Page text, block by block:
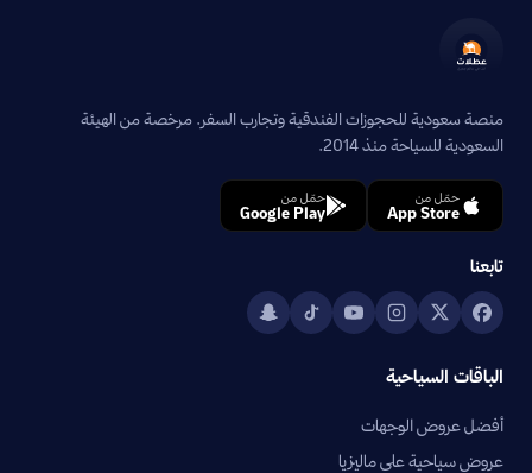
منصة سعودية للحجوزات الفندقية وتجارب السفر. مرخصة من الهيئة
السعودية للسياحة منذ 2014.
حمّل من
App Store
حمّل من
Google Play
تابعنا
الباقات السياحية
أفضل عروض الوجهات
عروض سياحية على ماليزيا